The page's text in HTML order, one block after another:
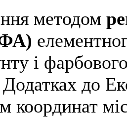
методом
і
до
координат